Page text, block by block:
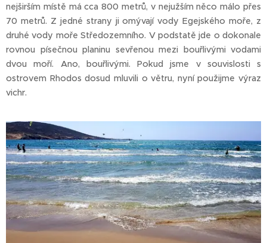
nejširším místě má cca 800 metrů, v nejužším něco málo přes
70 metrů. Z jedné strany ji omývají vody Egejského moře, z
druhé vody moře Středozemního. V podstatě jde o dokonale
rovnou písečnou planinu sevřenou mezi bouřlivými vodami
dvou moří. Ano, bouřlivými. Pokud jsme v souvislosti s
ostrovem Rhodos dosud mluvili o větru, nyní použijme výraz
vichr.